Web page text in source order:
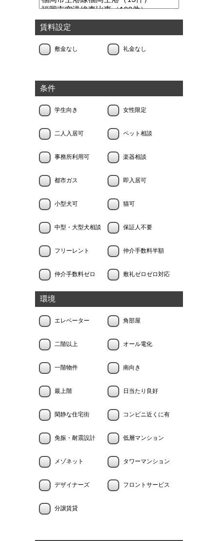
賃料設定
敷金なし 礼金なし
条件
学生向き 女性限定
二人入居可 ペット相談
事務所利用可 楽器相談
都市ガス 即入居可
小型犬可 猫可
中型・大型犬相談 保証人不要
フリーレント 仲介手数料半額
仲介手数料ゼロ 敷礼ゼロゼロ対応
環境
エレベーター 角部屋
二階以上 オール電化
一階物件 南向き
最上階 日当たり良好
閑静な住宅街 コンビニ近くに有
免振・耐震設計 低層マンション
メゾネット タワーマンション
デザイナーズ フロントサービス
分譲賃貸